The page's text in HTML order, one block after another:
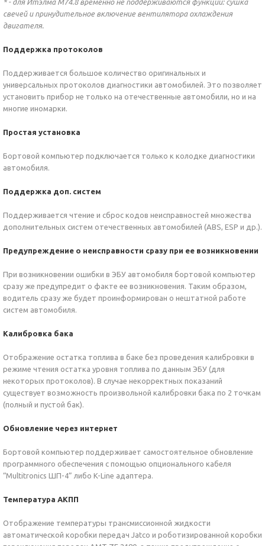
* - для Итэлма М74.8 временно не поддерживаются функции: сушка
свечей и принудительное включение вентилятора охлаждения
двигателя.
Поддержка протоколов
Поддерживается большое количество оригинальных и
универсальных протоколов диагностики автомобилей. Это позволяет
установить прибор не только на отечеcтвенные автомобили, но и на
многие иномарки.
Простая установка
Бортовой компьютер подключается только к колодке диагностики
автомобиля.
Поддержка доп. систем
Поддерживается чтение и сброс кодов неисправностей множества
дополнительных систем отечественных автомобилей (ABS, ESP и др.).
Предупреждение о неисправности сразу при ее возникновении
При возникновении ошибки в ЭБУ автомобиля бортовой компьютер
сразу же предупредит о факте ее возникновения. Таким образом,
водитель сразу же будет проинформирован о нештатной работе
систем автомобиля.
Калибровка бака
Отображение остатка топлива в баке без проведения калибровки в
режиме чтения остатка уровня топлива по данным ЭБУ (для
некоторых протоколов). В случае некорректных показаний
существует возможность произвольной калибровки бака по 2 точкам
(полный и пустой бак).
Обновление через интернет
Бортовой компьютер поддерживает самостоятельное обновление
программного обеспечения с помощью опционального кабеля
“Multitronics ШП-4” либо K-Line адаптера.
Температура АКПП
Отображение температуры трансмиссионной жидкости
автоматической коробки передач Jatco и роботизированной коробки